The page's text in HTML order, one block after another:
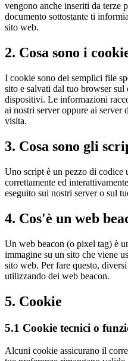
vengono anche inseriti da terze
documento sottostante ti
sito web.
2. Cosa sono i
I cookie sono dei semplici file
sito e salvati dal tuo browser
dispositivi. Le informazioni
ai nostri server oppure ai server
visita.
3. Cosa sono gli
Uno script è un pezzo di codice
correttamente ed
eseguito sui nostri server o sul
4. Cos'è un web
Un web beacon (o pixel tag) è
immagine su un sito che viene
sito web. Per fare questo,
utilizzando dei web beacon.
5. Cookie
5.1 Cookie tecnici o
Alcuni cookie assicurano il